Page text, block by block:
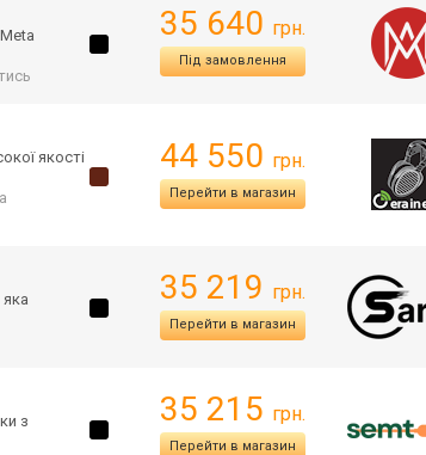
35 640 грн.
Під замовлення
якості
44 550 грн.
Перейти в магазин
35 219 грн.
Перейти в магазин
з
35 215 грн.
Перейти в магазин